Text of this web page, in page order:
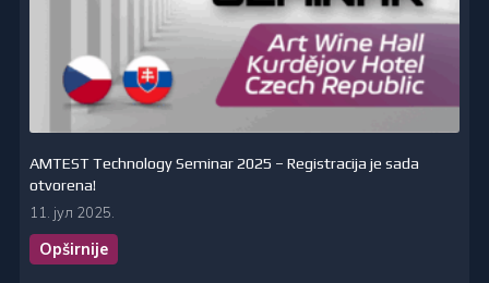
AMTEST Technology Seminar 2025 – Registracija je sada
otvorena!
11. јул 2025.
Opširnije